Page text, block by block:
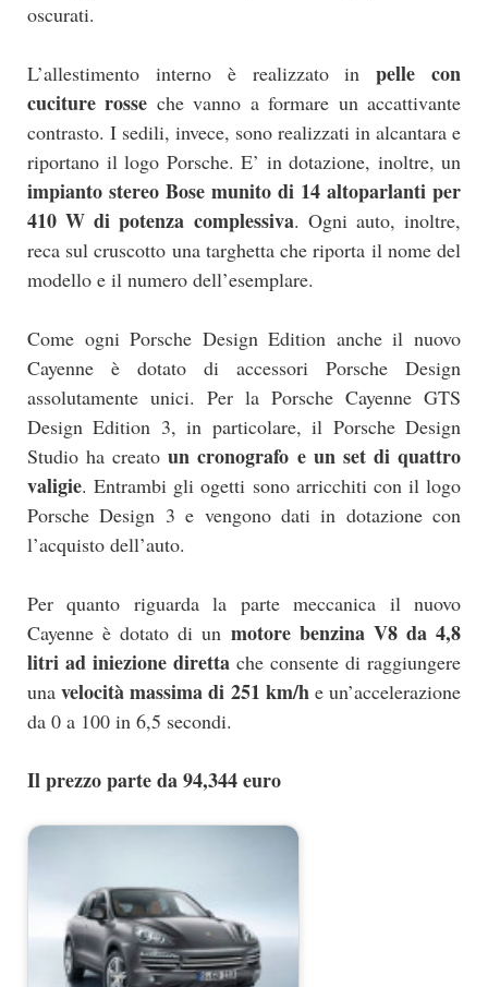
oscurati.
L’allestimento interno è realizzato inpelle con
cuciture rosse che vanno a formare un accattivante
contrasto. I sedili, invece, sono realizzati in alcantara e
riportano il logo Porsche. E’ in dotazione, inoltre, un
impianto stereo Bose munito di 14 altoparlanti per
410 W di potenza complessiva. Ogni auto, inoltre,
reca sul cruscotto una targhetta che riporta il nome del
modello e il numero dell’esemplare.
Come ogni Porsche Design Edition anche il nuovo
Cayenne è dotato di accessori Porsche Design
assolutamente unici. Per la Porsche Cayenne GTS
Design Edition 3, in particolare, il Porsche Design
Studio ha creatoun cronografo e un set di quattro
valigie. Entrambi gli ogetti sono arricchiti con il logo
Porsche Design 3 e vengono dati in dotazione con
l’acquisto dell’auto.
Per quanto riguarda la parte meccanica il nuovo
Cayenne è dotato di un motore benzina V8 da 4,8
litri ad iniezione diretta che consente di raggiungere
unavelocità massima di 251 km/he un’accelerazione
da 0 a 100 in 6,5 secondi.
Il prezzo parte da 94,344 euro